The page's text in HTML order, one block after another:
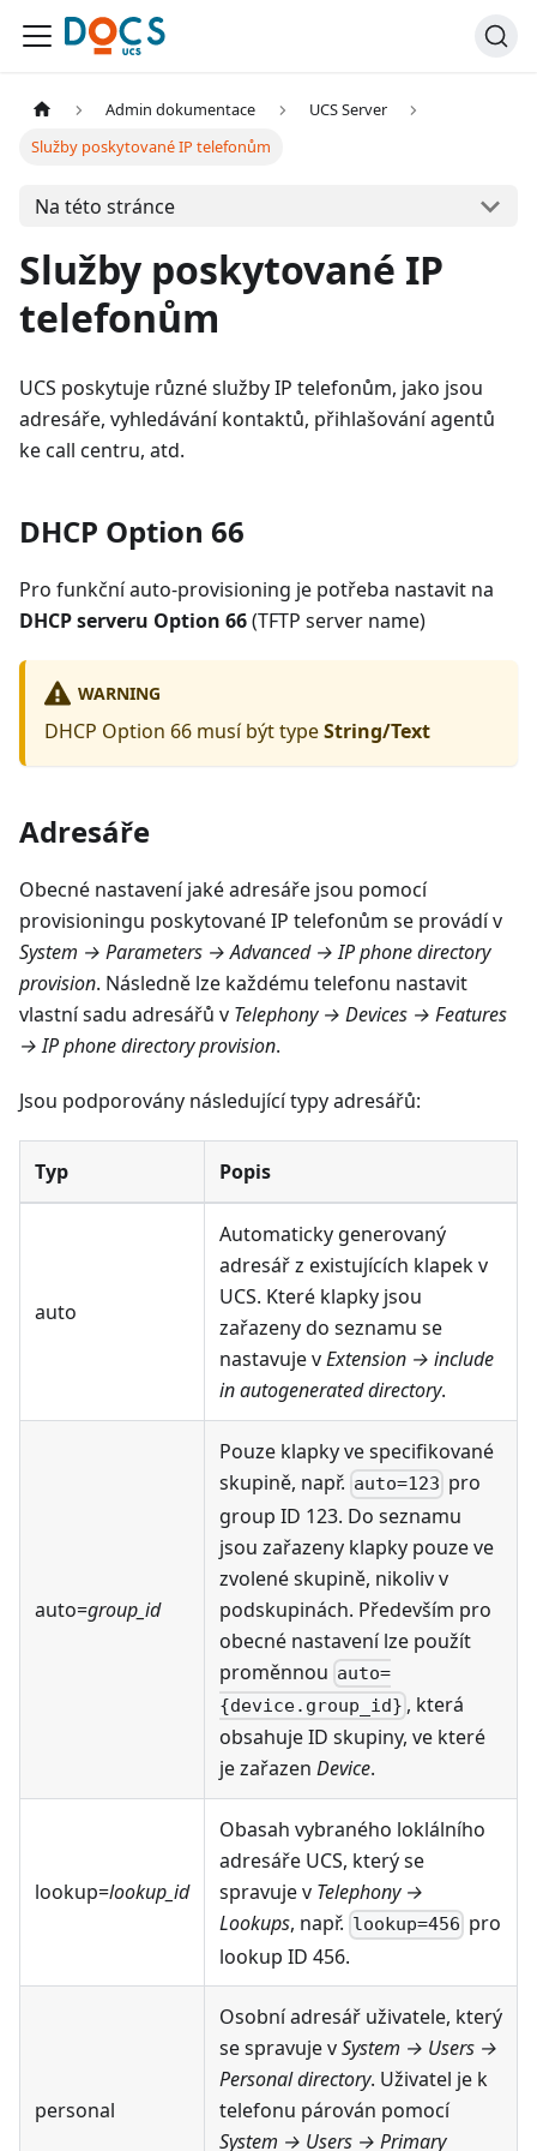
Admin dokumentace
UCS Server
Služby poskytované IP telefonům
Na této stránce
Služby poskytované IP
telefonům
UCS poskytuje různé služby IP telefonům, jako jsou
adresáře, vyhledávání kontaktů, přihlašování agentů
ke call centru, atd.
DHCP Option 66
Pro funkční auto-provisioning je potřeba nastavit na
DHCP serveru Option 66(TFTP server name)
WARNING
DHCP Option 66 musí být typeString/Text
Adresáře
Obecné nastavení jaké adresáře jsou pomocí
provisioningu poskytované IP telefonům se provádí v
System → Parameters → Advanced → IP phone directory
provision. Následně lze každému telefonu nastavit
vlastní sadu adresářů v Telephony → Devices → Features
→ IP phone directory provision.
Jsou podporovány následující typy adresářů:
Typ Popis
auto
Automaticky generovaný
adresář z existujících klapek v
UCS. Které klapky jsou
zařazeny do seznamu se
nastavuje vExtension → include
in autogenerated directory.
auto=group_id
Pouze klapky ve specifikované
skupině, např. auto=123 pro
group ID 123. Do seznamu
jsou zařazeny klapky pouze ve
zvolené skupině, nikoliv v
podskupinách. Především pro
obecné nastavení lze použít
proměnnou auto=
{device.group_id} , která
obsahuje ID skupiny, ve které
je zařazen Device.
lookup=lookup_id
Obasah vybraného loklálního
adresáře UCS, který se
spravuje v Telephony →
Lookups, např. lookup=456 pro
lookup ID 456.
personal
Osobní adresář uživatele, který
se spravuje vSystem → Users →
Personal directory. Uživatel je k
telefonu párován pomocí
System → Users → Primary